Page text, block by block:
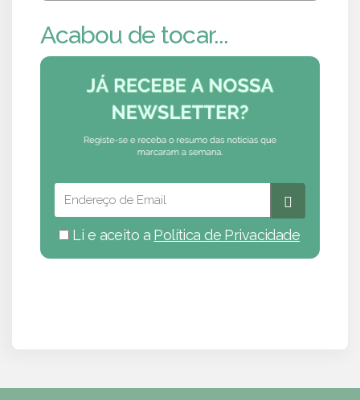
Acabou de tocar...
Li e aceito a Política de Privacidade